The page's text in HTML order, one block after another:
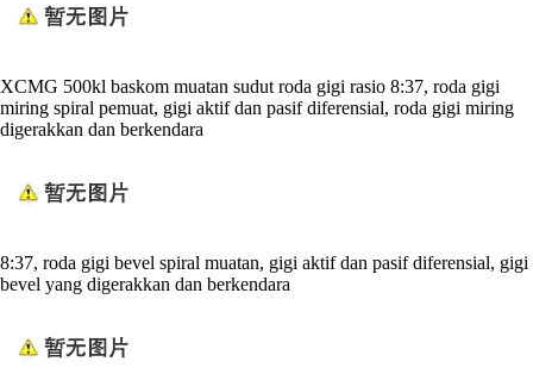
XCMG 500kl baskom muatan sudut roda gigi rasio 8:37, roda gigi
miring spiral pemuat, gigi aktif dan pasif diferensial, roda gigi miring
digerakkan dan berkendara
8:37, roda gigi bevel spiral muatan, gigi aktif dan pasif diferensial, gigi
bevel yang digerakkan dan berkendara